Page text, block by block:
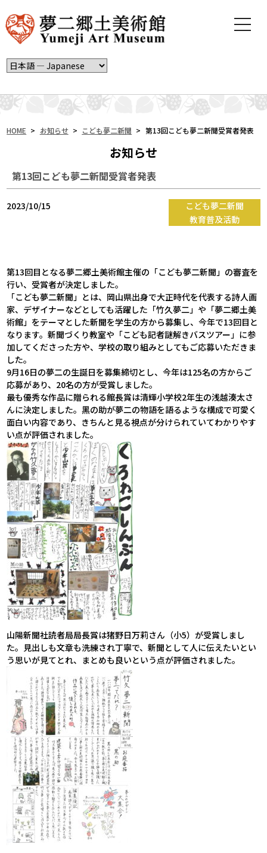
t
n
i
o
n
HOME > お知らせ > こども夢二新聞 > 第13回こども夢二新聞受賞者発表
お知らせ
第13回こども夢二新聞受賞者発表
2023/10/15
こども夢二新聞
教育普及活動
第13回目となる夢二郷土美術館主催の「こども夢二新聞」の審査を
行い、受賞者が決定しました。
「こども夢二新聞」とは、岡山県出身で大正時代を代表する詩人画
家、デザイナーなどとしても活躍した「竹久夢二」や「夢二郷土美
術館」をテーマとした新聞を学生の方から募集し、今年で13回目と
なります。新聞づくり教室や「こども記者謎解きバスツアー」に参
加してくださった方や、学校の取り組みとしてもご応募いただきま
した。
9月16日の夢二の生誕日を募集締切とし、今年は125名の方からご
応募があり、20名の方が受賞しました。
最も優秀な作品に贈られる館長賞は清輝小学校2年生の浅越湊太さ
んに決定しました。黑の助が夢二の物語を語るような構成で可愛く
面白い内容であり、きちんと見る視点が分けられていてわかりやす
い点が評価されました。
山陽新聞社読者局局長賞は猪野日万莉さん（小5）が受賞しまし
た。見出しも文章も洗練され丁寧で、新聞として人に伝えたいとい
う思いが見てとれ、まとめも良いという点が評価されました。